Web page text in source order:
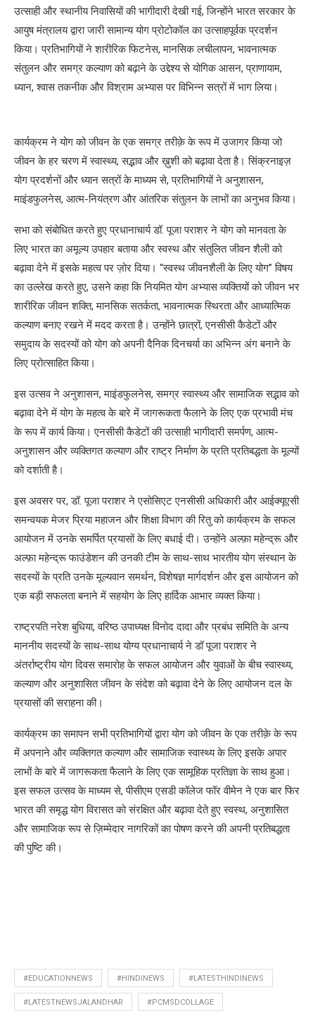
उत्साही और स्थानीय निवासियों की भागीदारी देखी गई, जिन्होंने भारत सरकार के
आयुष मंत्रालय द्वारा जारी सामान्य योग प्रोटोकॉल का उत्साहपूर्वक प्रदर्शन
किया। प्रतिभागियों ने शारीरिक फिटनेस, मानसिक लचीलापन, भावनात्मक
संतुलन और समग्र कल्याण को बढ़ाने के उद्देश्य से योगिक आसन, प्राणायाम,
ध्यान, श्वास तकनीक और विश्राम अभ्यास पर विभिन्न सत्रों में भाग लिया।
कार्यक्रम ने योग को जीवन के एक समग्र तरीक़े के रूप में उजागर किया जो
जीवन के हर चरण में स्वास्थ्य, सद्भाव और ख़ुशी को बढ़ावा देता है। सिंक्रनाइज़
योग प्रदर्शनों और ध्यान सत्रों के माध्यम से, प्रतिभागियों ने अनुशासन,
माइंडफुलनेस, आत्म-नियंत्रण और आंतरिक संतुलन के लाभों का अनुभव किया।
सभा को संबोधित करते हुए प्रधानाचार्य डॉ. पूजा पराशर ने योग को मानवता के
लिए भारत का अमूल्य उपहार बताया और स्वस्थ और संतुलित जीवन शैली को
बढ़ावा देने में इसके महत्व पर ज़ोर दिया। “स्वस्थ जीवनशैली के लिए योग” विषय
का उल्लेख करते हुए, उसने कहा कि नियमित योग अभ्यास व्यक्तियों को जीवन भर
शारीरिक जीवन शक्ति, मानसिक सतर्कता, भावनात्मक स्थिरता और आध्यात्मिक
कल्याण बनाए रखने में मदद करता है। उन्होंने छात्रों, एनसीसी कैडेटों और
समुदाय के सदस्यों को योग को अपनी दैनिक दिनचर्या का अभिन्न अंग बनाने के
लिए प्रोत्साहित किया।
इस उत्सव ने अनुशासन, माइंडफुलनेस, समग्र स्वास्थ्य और सामाजिक सद्भाव को
बढ़ावा देने में योग के महत्व के बारे में जागरूकता फैलाने के लिए एक प्रभावी मंच
के रूप में कार्य किया। एनसीसी कैडेटों की उत्साही भागीदारी समर्पण, आत्म-
अनुशासन और व्यक्तिगत कल्याण और राष्ट्र निर्माण के प्रति प्रतिबद्धता के मूल्यों
को दर्शाती है।
इस अवसर पर, डॉ. पूजा पराशर ने एसोसिएट एनसीसी अधिकारी और आईक्यूएसी
समन्वयक मेजर प्रिया महाजन और शिक्षा विभाग की रितु को कार्यक्रम के सफल
आयोजन में उनके समर्पित प्रयासों के लिए बधाई दी। उन्होंने अल्फ़ा महेन्द्रू और
अल्फ़ा महेन्द्रू फाउंडेशन की उनकी टीम के साथ-साथ भारतीय योग संस्थान के
सदस्यों के प्रति उनके मूल्यवान समर्थन, विशेषज्ञ मार्गदर्शन और इस आयोजन को
एक बड़ी सफलता बनाने में सहयोग के लिए हार्दिक आभार व्यक्त किया।
राष्ट्रपति नरेश बुधिया, वरिष्ठ उपाध्यक्ष विनोद दादा और प्रबंध समिति के अन्य
माननीय सदस्यों के साथ-साथ योग्य प्रधानाचार्य ने डॉ पूजा पराशर ने
अंतर्राष्ट्रीय योग दिवस समारोह के सफल आयोजन और युवाओं के बीच स्वास्थ्य,
कल्याण और अनुशासित जीवन के संदेश को बढ़ावा देने के लिए आयोजन दल के
प्रयासों की सराहना की।
कार्यक्रम का समापन सभी प्रतिभागियों द्वारा योग को जीवन के एक तरीक़े के रूप
में अपनाने और व्यक्तिगत कल्याण और सामाजिक स्वास्थ्य के लिए इसके अपार
लाभों के बारे में जागरूकता फैलाने के लिए एक सामूहिक प्रतिज्ञा के साथ हुआ।
इस सफल उत्सव के माध्यम से, पीसीएम एसडी कॉलेज फॉर वीमेन ने एक बार फिर
भारत की समृद्ध योग विरासत को संरक्षित और बढ़ावा देते हुए स्वस्थ, अनुशासित
और सामाजिक रूप से ज़िम्मेदार नागरिकों का पोषण करने की अपनी प्रतिबद्धता
की पुष्टि की।
#EDUCATIONNEWS #HINDINEWS #LATESTHINDINEWS
#LATESTNEWSJALANDHAR #PCMSDCOLLAGE